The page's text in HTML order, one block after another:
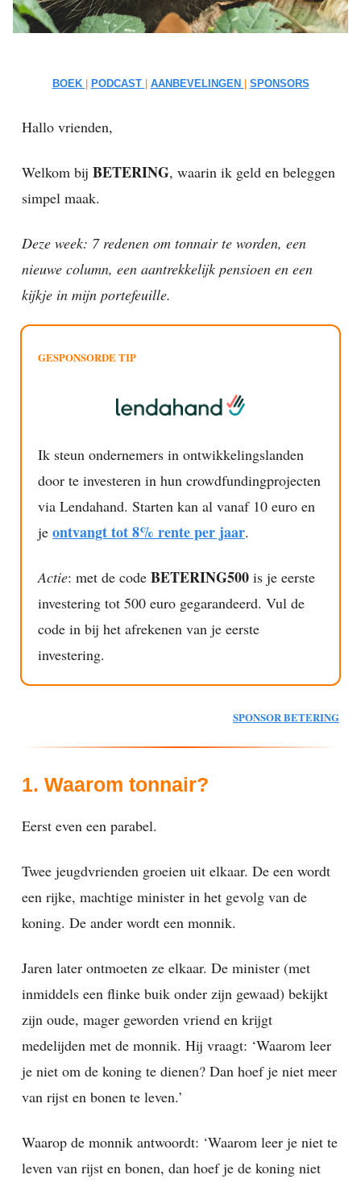
BOEK PODCAST AANBEVELINGEN SPONSORS
Hallo vrienden,
Welkom bij BETERING, waarin ik geld en beleggen
simpel maak.
Deze week: 7 redenen om tonnair te worden, een
nieuwe column, een aantrekkelijk pensioen en een
kijkje in mijn portefeuille.
GESPONSORDE TIP
Ik steun ondernemers in ontwikkelingslanden
door te investeren in hun crowdfundingprojecten
via Lendahand. Starten kan al vanaf 10 euro en
je ontvangt tot 8% rente per jaar.
Actie: met de code BETERING500 is je eerste
investering tot 500 euro gegarandeerd. Vul de
code in bij het afrekenen van je eerste
investering.
SPONSOR BETERING
1. Waarom tonnair?
Eerst even een parabel.
Twee jeugdvrienden groeien uit elkaar. De een wordt
een rijke, machtige minister in het gevolg van de
koning. De ander wordt een monnik.
Jaren later ontmoeten ze elkaar. De minister (met
inmiddels een flinke buik onder zijn gewaad) bekijkt
zijn oude, mager geworden vriend en krijgt
medelijden met de monnik. Hij vraagt: ‘Waarom leer
je niet om de koning te dienen? Dan hoef je niet meer
van rijst en bonen te leven.’
Waarop de monnik antwoordt: ‘Waarom leer je niet te
leven van rijst en bonen, dan hoef je de koning niet